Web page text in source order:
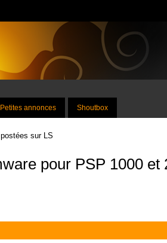
Petites annonces Shoutbox
sur LS
pour PSP 1000 et